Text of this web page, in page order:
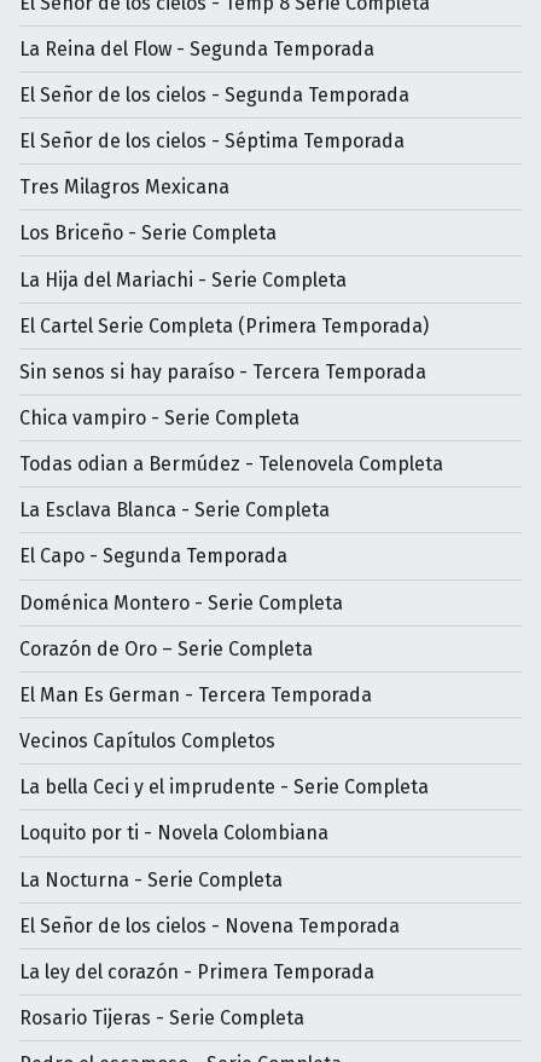
La Reina del Flow - Segunda Temporada
El Señor de los cielos - Segunda Temporada
El Señor de los cielos - Séptima Temporada
Tres Milagros Mexicana
Los Briceño - Serie Completa
La Hija del Mariachi - Serie Completa
El Cartel Serie Completa (Primera Temporada)
Sin senos si hay paraíso - Tercera Temporada
Chica vampiro - Serie Completa
Todas odian a Bermúdez - Telenovela Completa
La Esclava Blanca - Serie Completa
El Capo - Segunda Temporada
Doménica Montero - Serie Completa
Corazón de Oro – Serie Completa
El Man Es German - Tercera Temporada
Vecinos Capítulos Completos
La bella Ceci y el imprudente - Serie Completa
Loquito por ti - Novela Colombiana
La Nocturna - Serie Completa
El Señor de los cielos - Novena Temporada
La ley del corazón - Primera Temporada
Rosario Tijeras - Serie Completa